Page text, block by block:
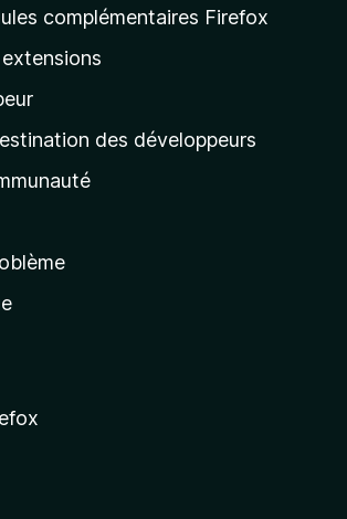
complémentaires Firefox
des développeurs